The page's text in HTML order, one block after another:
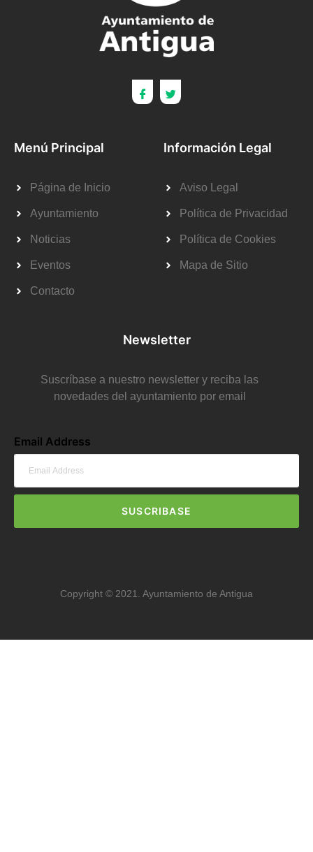
Menú Principal
Página de Inicio
Ayuntamiento
Noticias
Eventos
Contacto
Información Legal
Aviso Legal
Política de Privacidad
Política de Cookies
Mapa de Sitio
Newsletter
Suscríbase a nuestro newsletter y reciba las
novedades del ayuntamiento por email
Email Address
SUSCRIBASE
Copyright © 2021. Ayuntamiento de Antigua